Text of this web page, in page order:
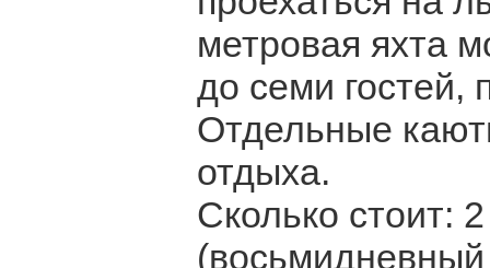
метровая яхта
до семи гостей,
Отдельные
отдыха.
Сколько стоит:
(восьмидневный